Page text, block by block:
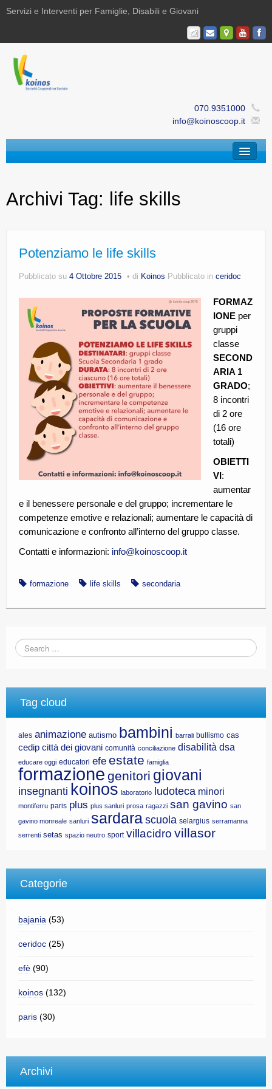
Servizi e Interventi per Famiglie, Disabili e Giovani
070.9351000
info@koinoscoop.it
Area Famiglie e Minori | Efè
Area Giovani | Bajania
Area Ricerca, Documentazione e Formazione |
CONTATTI
Whistleblowing
Lavora con noi
Centro Antiviolenza “Feminas” | PLUS Sanluri –
Guspini
Archivi Tag: life skills
Potenziamo le life skills
Pubblicato su 4 Ottobre 2015 di Koinos Pubblicato in ceridoc
FORMAZ
IONE per
gruppi
classe
SECOND
ARIA 1
GRADO;
8 incontri
di 2 ore
(16 ore
totali)
OBIETTI
VI:
aumentar
e il benessere personale e del gruppo; incrementare le
competenze emotive e relazionali; aumentare le capacità di
comunicazione e confronto all’interno del gruppo classe.
Contatti e informazioni: info@koinoscoop.it
formazione life skills secondaria
Tag cloud
ales animazione autismo bambini barrali bullismo cas
cedip città dei giovani comunità conciliazione disabilità dsa
educare oggi educatori efe estate famiglia
formazione genitori giovani
insegnanti koinos laboratorio ludoteca minori
montiferru paris plus plus sanluri prosa ragazzi san gavino san
gavino monreale sanluri sardara scuola selargius serramanna
serrenti setas spazio neutro sport villacidro villasor
Categorie
bajania (53)
ceridoc (25)
efè (90)
koinos (132)
paris (30)
Archivi